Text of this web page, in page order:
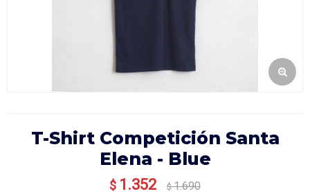
T-Shirt Competición Santa
Elena - Blue
$ 1.352 $ 1.690